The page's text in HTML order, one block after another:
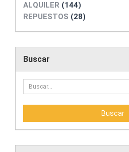
ALQUILER (144)
REPUESTOS (28)
Buscar